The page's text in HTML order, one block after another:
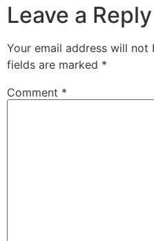
Leave a Reply
Your email address will not
fields are marked *
Comment *